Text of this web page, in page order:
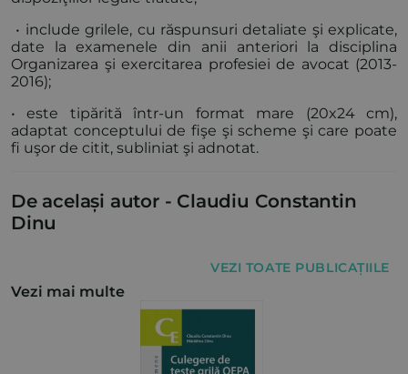
• include grilele, cu răspunsuri detaliate şi explicate,
date la examenele din anii anteriori la disciplina
Organizarea şi exercitarea profesiei de avocat (2013-
2016);
• este tipărită într-un format mare (20x24 cm),
adaptat conceptului de fişe şi scheme şi care poate
fi uşor de citit, subliniat şi adnotat.
De același autor - Claudiu Constantin
Dinu
VEZI TOATE PUBLICAȚIILE
Vezi mai multe